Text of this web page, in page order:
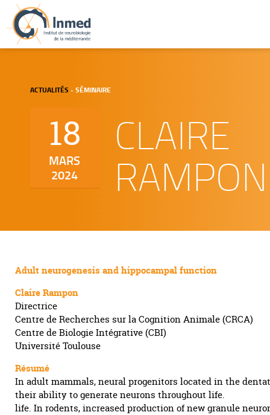
ACTUALITÉS - SÉMINAIRE
18
MARS
2024
CLAIRE
RAMPON
Adult neurogenesis and hippocampal function
Claire Rampon
Directrice
Centre de Recherches sur la Cognition Animale (CRCA)
Centre de Biologie Intégrative (CBI)
Université Toulouse
Résumé
In adult mammals, neural progenitors located in the
their ability to generate neurons throughout life.
life. In rodents, increased production of new granule